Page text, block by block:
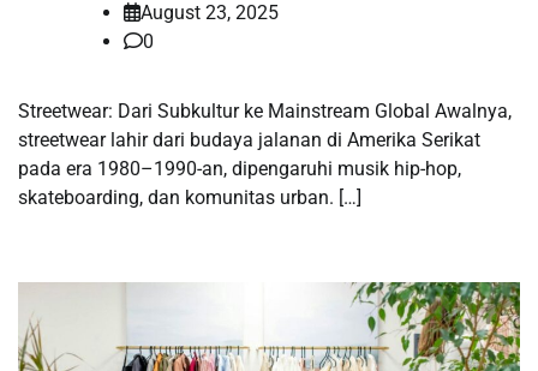
August 23, 2025
0
Streetwear: Dari Subkultur ke Mainstream Global Awalnya,
streetwear lahir dari budaya jalanan di Amerika Serikat
pada era 1980–1990-an, dipengaruhi musik hip-hop,
skateboarding, dan komunitas urban. […]